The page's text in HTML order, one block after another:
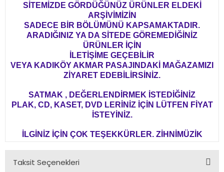
SİTEMİZDE GÖRDÜĞÜNÜZ ÜRÜNLER ELDEKİ
ARŞİVİMİZİN
SADECE BİR BÖLÜMÜNÜ KAPSAMAKTADIR.
ARADIĞINIZ YA DA SİTEDE GÖREMEDİĞİNİZ
ÜRÜNLER İÇİN
İLETİŞİME GEÇEBİLİR
VEYA KADIKÖY AKMAR PASAJINDAKİ MAĞAZAMIZI
ZİYARET EDEBİLİRSİNİZ.
SATMAK , DEĞERLENDİRMEK İSTEDİĞİNİZ
PLAK, CD, KASET, DVD LERİNİZ İÇİN LÜTFEN FİYAT
İSTEYİNİZ.
İLGİNİZ İÇİN ÇOK TEŞEKKÜRLER. ZİHNİMÜZİK
Taksit Seçenekleri